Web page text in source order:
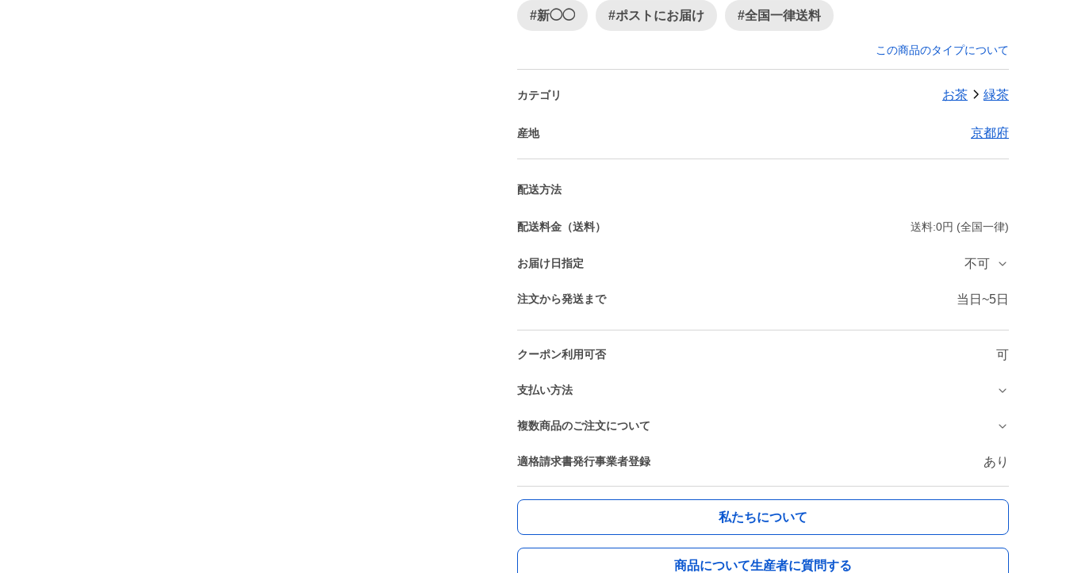
#新◯◯ #ポストにお届け #全国一律送料
この商品のタイプについて
カテゴリ お茶 緑茶
産地 京都府
配送方法
配送料金（送料） 送料:0円 (全国一律)
お届け日指定 不可
注文から発送まで 当日~5日
クーポン利用可否 可
支払い方法
複数商品のご注文について
適格請求書発行事業者登録 あり
私たちについて
商品について生産者に質問する